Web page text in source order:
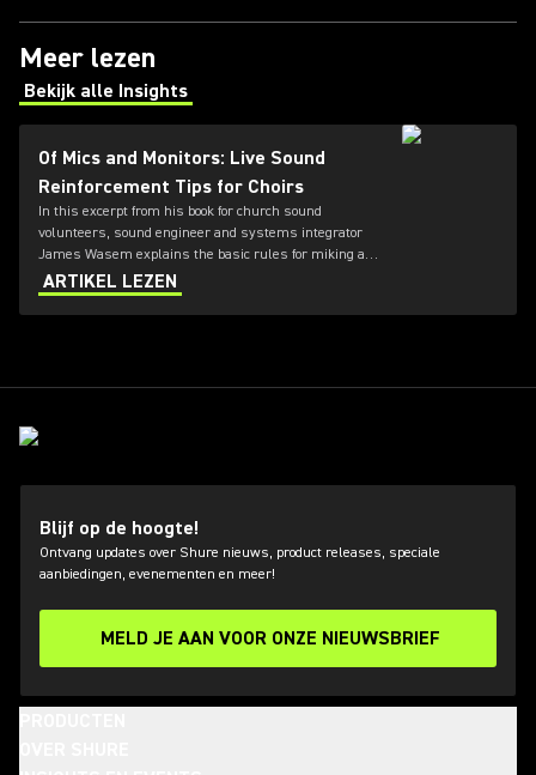
Meer lezen
Bekijk alle Insights
(Opens in a new tab)
Of Mics and Monitors: Live Sound
Reinforcement Tips for Choirs
In this excerpt from his book for church sound
volunteers, sound engineer and systems integrator
James Wasem explains the basic rules for miking a
choir.
ARTIKEL LEZEN
Blijf op de hoogte!
Ontvang updates over Shure nieuws, product releases, speciale
aanbiedingen, evenementen en meer!
MELD JE AAN VOOR ONZE NIEUWSBRIEF